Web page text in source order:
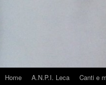
VaiHome A.N.P.I. Leca Canti e